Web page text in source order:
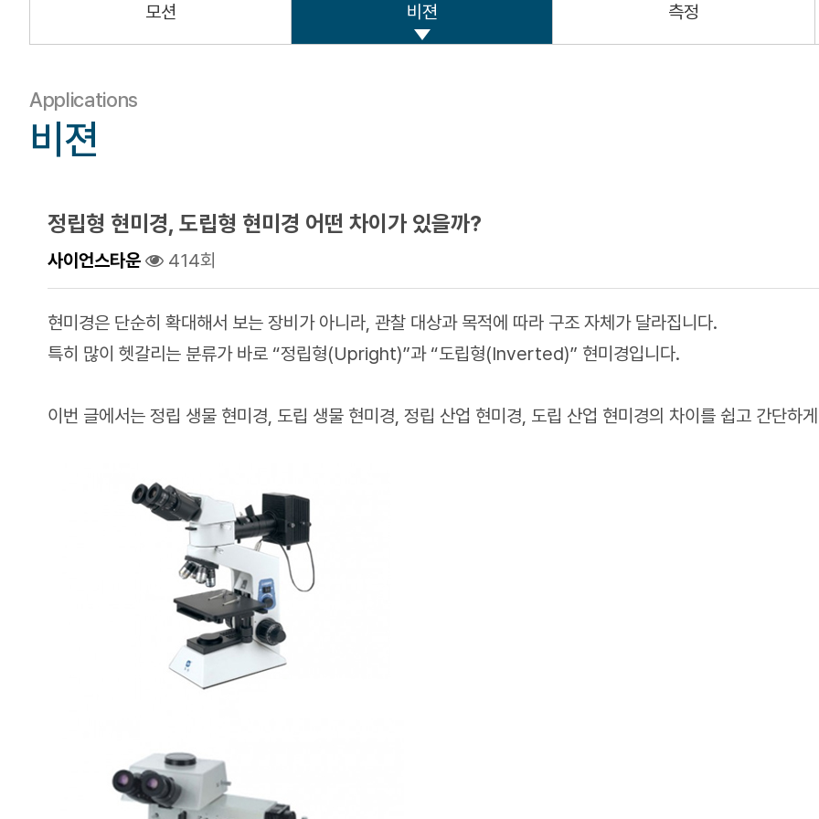
모션 비젼 측정
Applications
비젼
정립형 현미경, 도립형 현미경 어떤 차이가 있을까?
사이언스타운 414회
현미경은 단순히 확대해서 보는 장비가 아니라, 관찰 대상과 목적에 따라 구조 자체가 달라집니다.
특히 많이 헷갈리는 분류가 바로 “정립형(Upright)”과 “도립형(Inverted)” 현미경입니다.
이번 글에서는 정립 생물 현미경, 도립 생물 현미경, 정립 산업 현미경, 도립 산업 현미경의 차이를 쉽고 간단하